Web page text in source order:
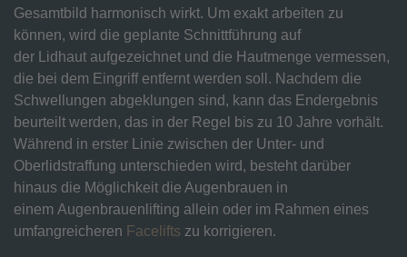
Gesamtbild harmonisch wirkt. Um exakt arbeiten zu
können, wird die geplante Schnittführung auf
der Lidhaut aufgezeichnet und die Hautmenge vermessen,
die bei dem Eingriff entfernt werden soll. Nachdem die
Schwellungen abgeklungen sind, kann das Endergebnis
beurteilt werden, das in der Regel bis zu 10 Jahre vorhält.
Während in erster Linie zwischen der Unter- und
Oberlidstraffung unterschieden wird, besteht darüber
hinaus die Möglichkeit die Augenbrauen in
einem Augenbrauenlifting allein oder im Rahmen eines
umfangreicheren Facelifts zu korrigieren.